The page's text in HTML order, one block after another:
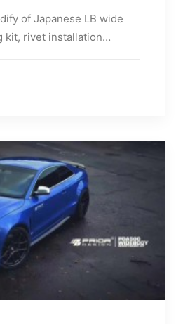
of Japanese LB wide
kit, rivet installation…